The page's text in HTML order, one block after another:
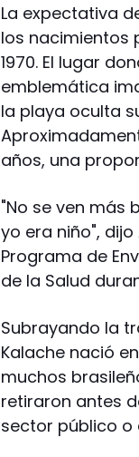
La expectativa
los nacimientos
1970. El lugar
emblemática
la playa oculta
años, una
"No se ven más
yo era niño",
Programa de
de la Salud
Subrayando la
Kalache nació
muchos
retiraron antes
sector público o